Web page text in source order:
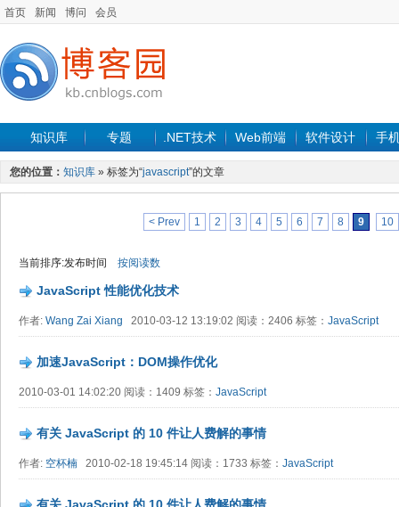
首页 新闻 博问 会员
知识库 专题 .NET技术 Web前端 软件设计 手
您的位置： 知识库 » 标签为“javascript”的文章
< Prev 1 2 3 4 5 6 7 8 9 10
当前排序:发布时间 按阅读数
JavaScript 性能优化技术
作者: Wang Zai Xiang 2010-03-12 13:19:02 阅读：2406 标签： JavaScript
加速JavaScript：DOM操作优化
2010-03-01 14:02:20 阅读：1409 标签： JavaScript
有关 JavaScript 的 10 件让人费解的事情
作者: 空杯楠 2010-02-18 19:45:14 阅读：1733 标签： JavaScript